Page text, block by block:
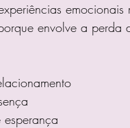
emocionais
envolve a perda